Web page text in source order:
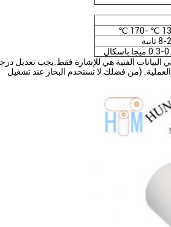
130 ℃
ثانية
ميجا باسكال
البيانات الفنية هي للإشارة فقط.يجب تعديل
(من فضلك لا تستخدم البخار عند تشغيل